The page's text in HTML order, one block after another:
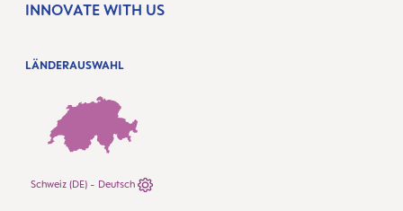
INNOVATE WITH US
LÄNDERAUSWAHL
Schweiz (DE) - Deutsch